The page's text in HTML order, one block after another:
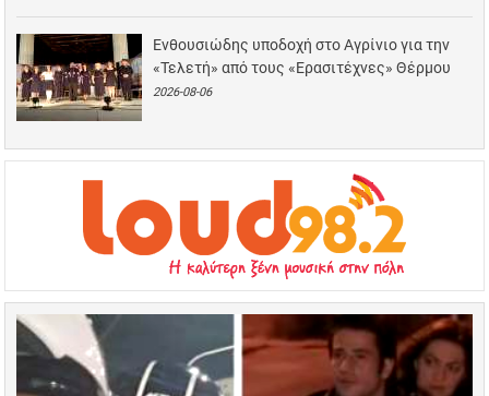
Ενθουσιώδης υποδοχή στο Αγρίνιο για την
«Τελετή» από τους «Ερασιτέχνες» Θέρμου
2026-08-06